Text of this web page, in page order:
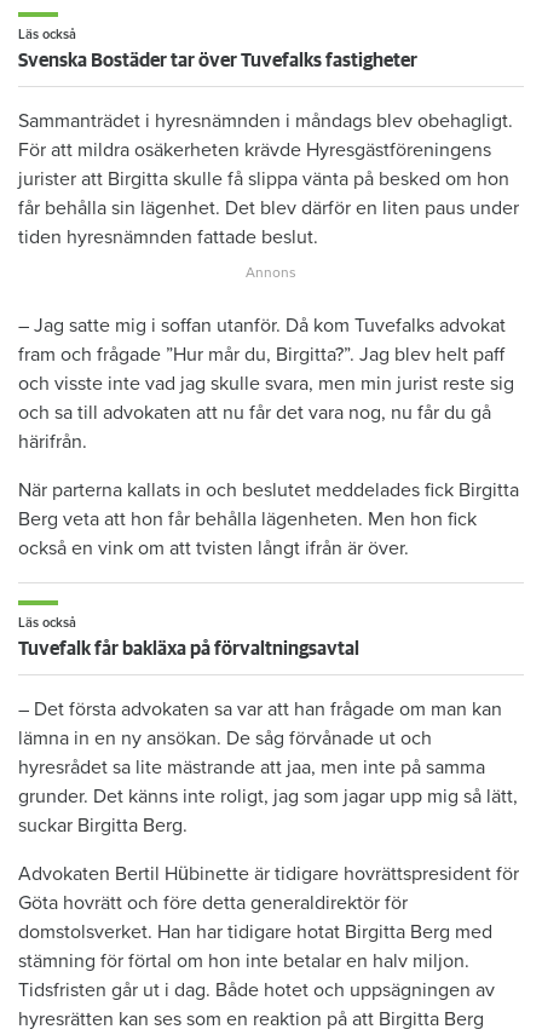
Läs också
Svenska Bostäder tar över Tuvefalks fastigheter
Sammanträdet i hyresnämnden i måndags blev obehagligt.
För att mildra osäkerheten krävde Hyresgästföreningens
jurister att Birgitta skulle få slippa vänta på besked om hon
får behålla sin lägenhet. Det blev därför en liten paus under
tiden hyresnämnden fattade beslut.
– Jag satte mig i soffan utanför. Då kom Tuvefalks advokat
fram och frågade ”Hur mår du, Birgitta?”. Jag blev helt paff
och visste inte vad jag skulle svara, men min jurist reste sig
och sa till advokaten att nu får det vara nog, nu får du gå
härifrån.
När parterna kallats in och beslutet meddelades fick Birgitta
Berg veta att hon får behålla lägenheten. Men hon fick
också en vink om att tvisten långt ifrån är över.
Läs också
Tuvefalk får bakläxa på förvaltningsavtal
– Det första advokaten sa var att han frågade om man kan
lämna in en ny ansökan. De såg förvånade ut och
hyresrådet sa lite mästrande att jaa, men inte på samma
grunder. Det känns inte roligt, jag som jagar upp mig så lätt,
suckar Birgitta Berg.
Advokaten Bertil Hübinette är tidigare hovrättspresident för
Göta hovrätt och före detta generaldirektör för
domstolsverket. Han har tidigare hotat Birgitta Berg med
stämning för förtal om hon inte betalar en halv miljon.
Tidsfristen går ut i dag. Både hotet och uppsägningen av
hyresrätten kan ses som en reaktion på att Birgitta Berg